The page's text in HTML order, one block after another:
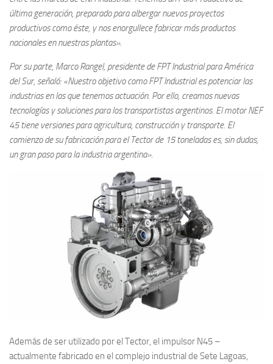
última generación, preparado para albergar nuevos proyectos
productivos como éste, y nos enorgullece fabricar más productos
nacionales en nuestras plantas».
Por su parte, Marco Rangel, presidente de FPT Industrial para América
del Sur, señaló: «Nuestro objetivo como FPT Industrial es potenciar las
industrias en las que tenemos actuación. Por ello, creamos nuevas
tecnologías y soluciones para los transportistas argentinos. El motor NEF
45 tiene versiones para agricultura, construcción y transporte. El
comienzo de su fabricación para el Tector de 15 toneladas es, sin dudas,
un gran paso para la industria argentina».
Además de ser utilizado por el Tector, el impulsor N45 –
actualmente fabricado en el complejo industrial de Sete Lagoas,